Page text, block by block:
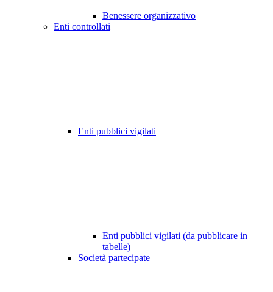
Benessere organizzativo
Enti controllati
Enti pubblici vigilati
Enti pubblici vigilati (da pubblicare in
tabelle)
Società partecipate